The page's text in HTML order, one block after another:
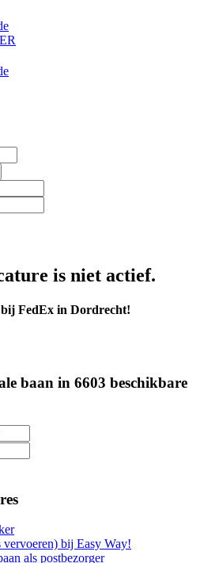
is niet actief.
FedEx in Dordrecht!
baan in 6603 beschikbare
bij Easy Way!
als postbezorger